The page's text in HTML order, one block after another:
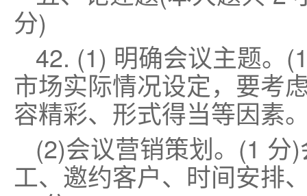
分)
42. (1) 明确会议主题。
市场实际情况设定，要考
容精彩、形式得当等因素
(2)会议营销策划。(1 分
工、邀约客户、时间安排